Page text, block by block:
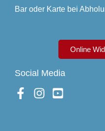
Bar oder Karte bei
Online
Social Media